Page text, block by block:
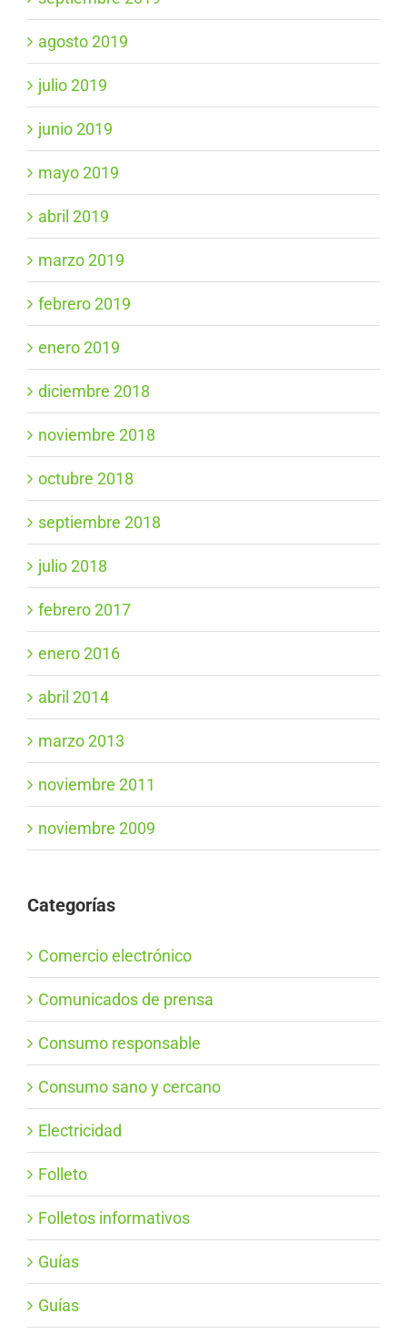
agosto 2019
julio 2019
junio 2019
mayo 2019
abril 2019
marzo 2019
febrero 2019
enero 2019
diciembre 2018
noviembre 2018
octubre 2018
septiembre 2018
julio 2018
febrero 2017
enero 2016
abril 2014
marzo 2013
noviembre 2011
noviembre 2009
Categorías
Comercio electrónico
Comunicados de prensa
Consumo responsable
Consumo sano y cercano
Electricidad
Folleto
Folletos informativos
Guías
Guías